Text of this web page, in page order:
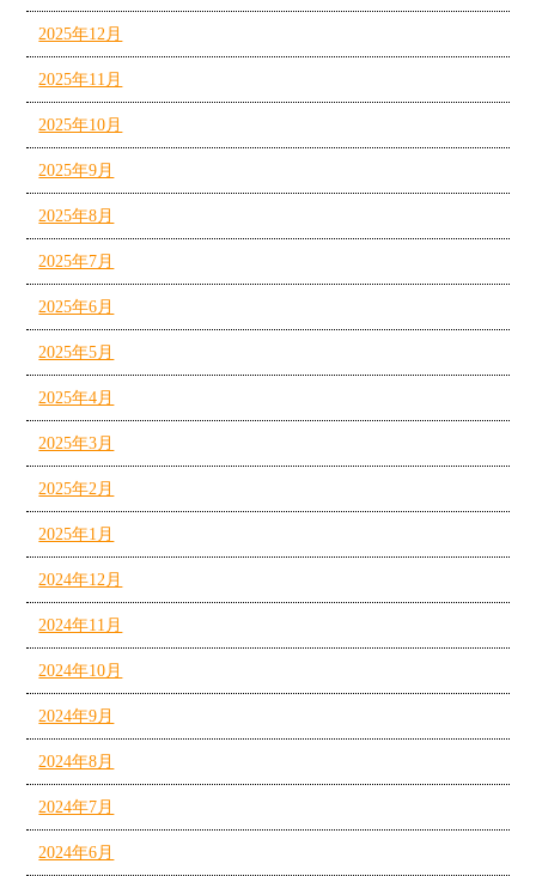
2025年12月
2025年11月
2025年10月
2025年9月
2025年8月
2025年7月
2025年6月
2025年5月
2025年4月
2025年3月
2025年2月
2025年1月
2024年12月
2024年11月
2024年10月
2024年9月
2024年8月
2024年7月
2024年6月